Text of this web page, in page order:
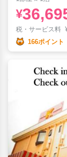
¥
税・サービス料
166ポイント